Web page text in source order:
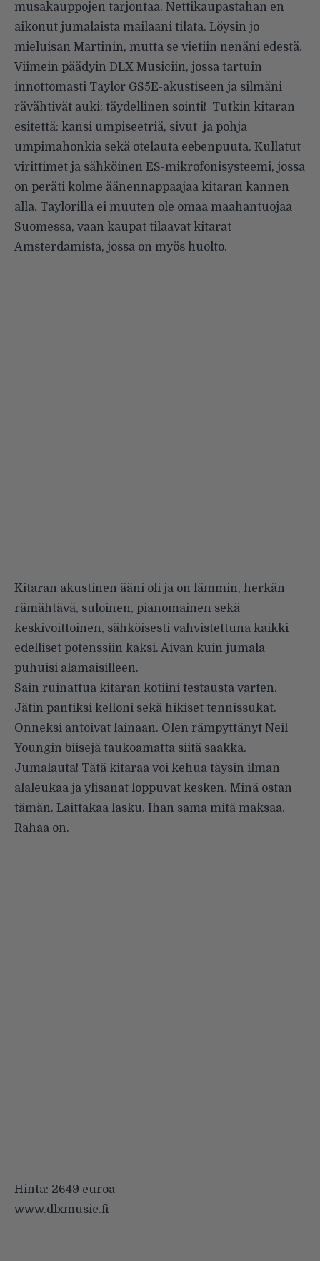
musakauppojen tarjontaa. Nettikaupastahan en
aikonut jumalaista mailaani tilata. Löysin jo
mieluisan Martinin, mutta se vietiin nenäni edestä.
Viimein päädyin DLX Musiciin, jossa tartuin
innottomasti Taylor GS5E-akustiseen ja silmäni
rävähtivät auki: täydellinen sointi! Tutkin kitaran
esitettä: kansi umpiseetriä, sivut ja pohja
umpimahonkia sekä otelauta eebenpuuta. Kullatut
virittimet ja sähköinen ES-mikrofonisysteemi, jossa
on peräti kolme äänennappaajaa kitaran kannen
alla. Taylorilla ei muuten ole omaa maahantuojaa
Suomessa, vaan kaupat tilaavat kitarat
Amsterdamista, jossa on myös huolto.
Kitaran akustinen ääni oli ja on lämmin, herkän
rämähtävä, suloinen, pianomainen sekä
keskivoittoinen, sähköisesti vahvistettuna kaikki
edelliset potenssiin kaksi. Aivan kuin jumala
puhuisi alamaisilleen.
Sain ruinattua kitaran kotiini testausta varten.
Jätin pantiksi kelloni sekä hikiset tennissukat.
Onneksi antoivat lainaan. Olen rämpyttänyt Neil
Youngin biisejä taukoamatta siitä saakka.
Jumalauta! Tätä kitaraa voi kehua täysin ilman
alaleukaa ja ylisanat loppuvat kesken. Minä ostan
tämän. Laittakaa lasku. Ihan sama mitä maksaa.
Rahaa on.
Hinta: 2649 euroa
www.dlxmusic.fi